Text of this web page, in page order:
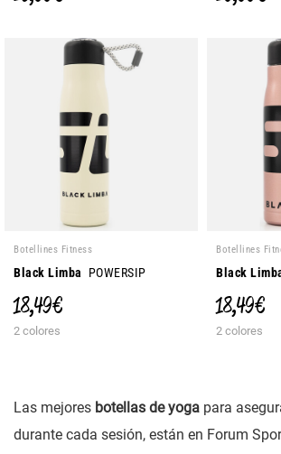
Botellines Fitness
Black Limba POWERSIP
18,49 €
2 colores
Botellines
Black
18,49 €
2 colores
Las mejores botellas de yoga para
durante cada sesión, están en Forum